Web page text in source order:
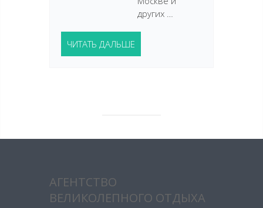
других …
ЧИТАТЬ ДАЛЬШЕ
АГЕНТСТВО
ВЕЛИКОЛЕПНОГО ОТДЫХА